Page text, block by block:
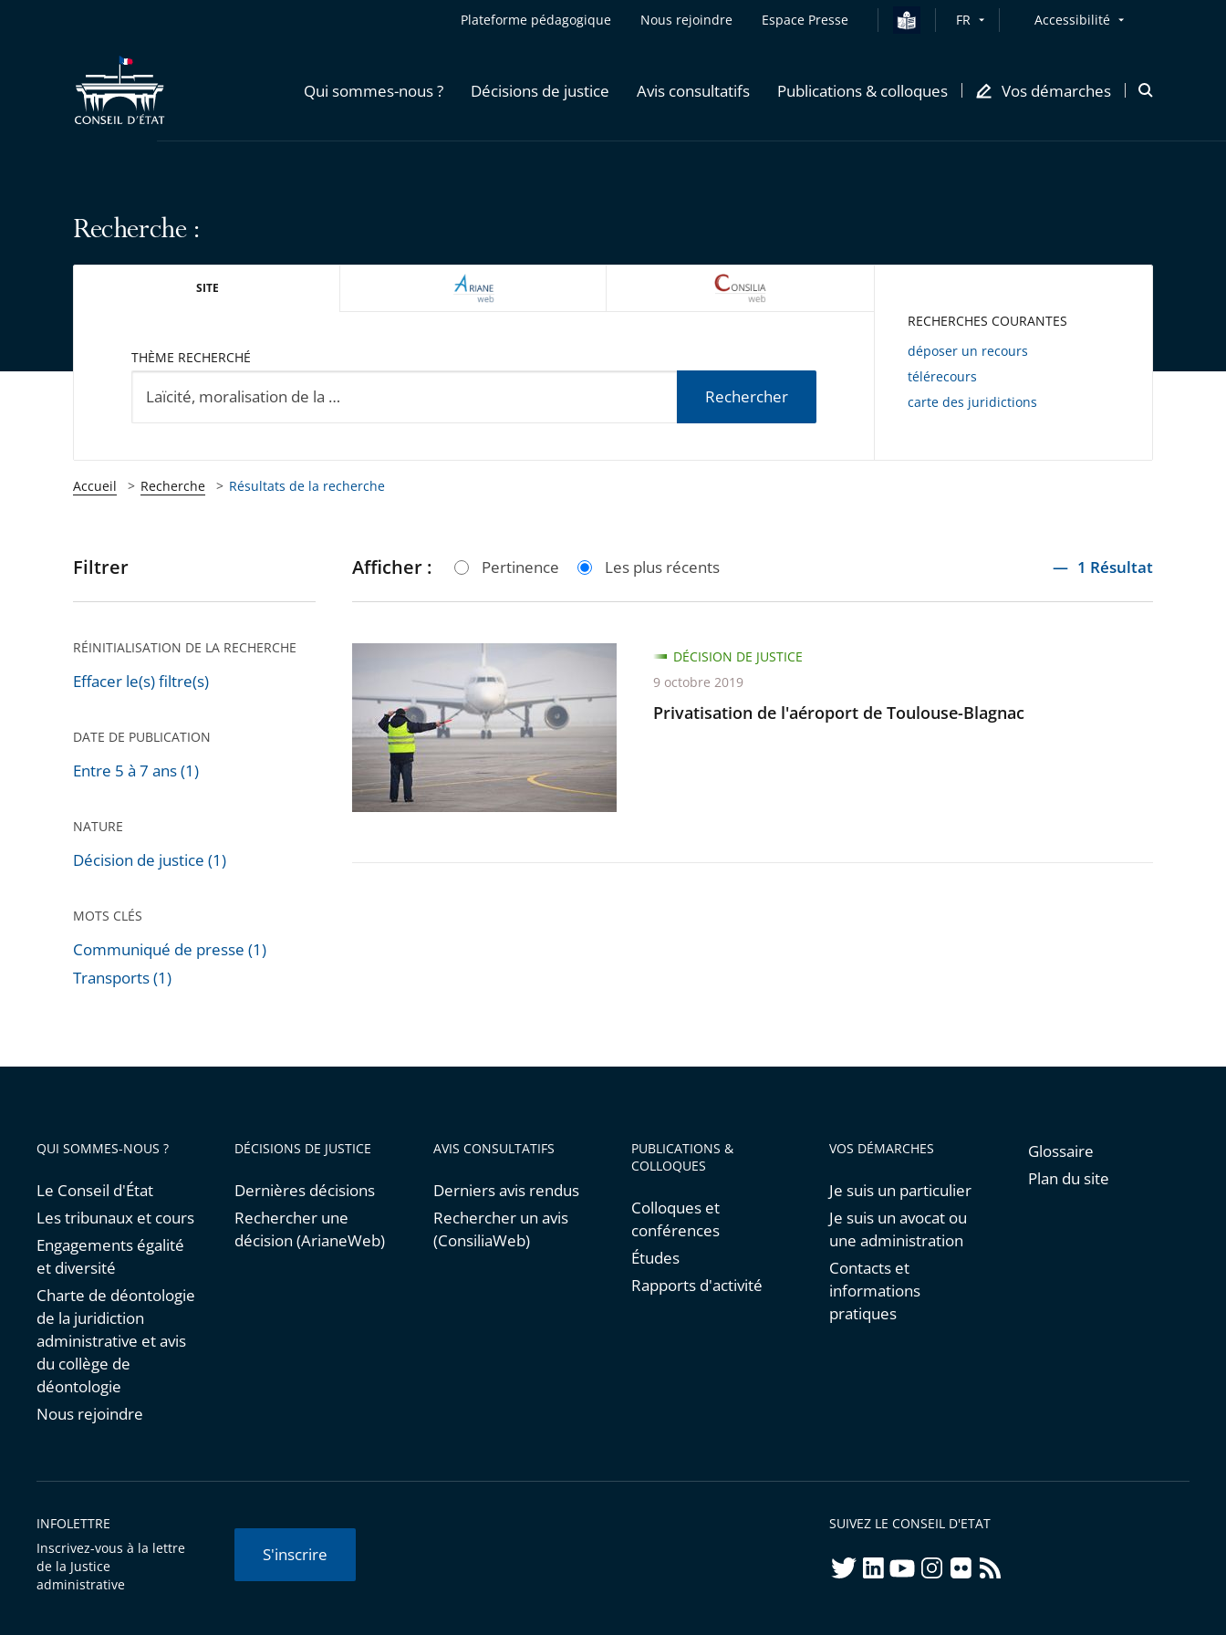
Plateforme pédagogique Nous rejoindre Espace Presse FR Accessibilité
Qui sommes-nous ? Décisions de justice Avis consultatifs Publications & colloques Vos démarches
Ouvrir
Recherche :
SITE ARIANEWEB
THÈME RECHERCHÉ
Rechercher
RECHERCHES COURANTES
déposer un recours
télérecours
carte des juridictions
Accueil Recherche Résultats de la recherche
Passer
pour
après
Filtrer
RÉINITIALISATION DE LA RECHERCHE
Effacer le(s) filtre(s)
DATE DE PUBLICATION
Entre 5 à 7 ans (1)
NATURE
Décision de justice (1)
MOTS CLÉS
Communiqué de presse (1)
Transports (1)
Afficher : Pertinence Les plus récents 1 Résultat
l'aéroport
de
Toulouse-
Blagnac
Privatisation de l'aéroport de Toulouse-Blagnac
DÉCISION DE JUSTICE
9 octobre 2019
QUI SOMMES-NOUS ?
Le Conseil d'État
Les tribunaux et cours
Engagements égalité
et diversité
Charte de déontologie
de la juridiction
administrative et avis
du collège de
déontologie
Nous rejoindre
DÉCISIONS DE JUSTICE
Dernières décisions
Rechercher une
décision (ArianeWeb)
AVIS CONSULTATIFS
Derniers avis rendus
Rechercher un avis
(ConsiliaWeb)
PUBLICATIONS &
COLLOQUES
Colloques et
conférences
Études
Rapports d'activité
VOS DÉMARCHES
Je suis un particulier
Je suis un avocat ou
une administration
Contacts et
informations
pratiques
Glossaire
Plan du site
INFOLETTRE
Inscrivez-vous à la lettre
de la Justice
administrative
S'inscrire
SUIVEZ LE CONSEIL D'ETAT
twitterlinkedInyoutubeinstagram
flickrrss